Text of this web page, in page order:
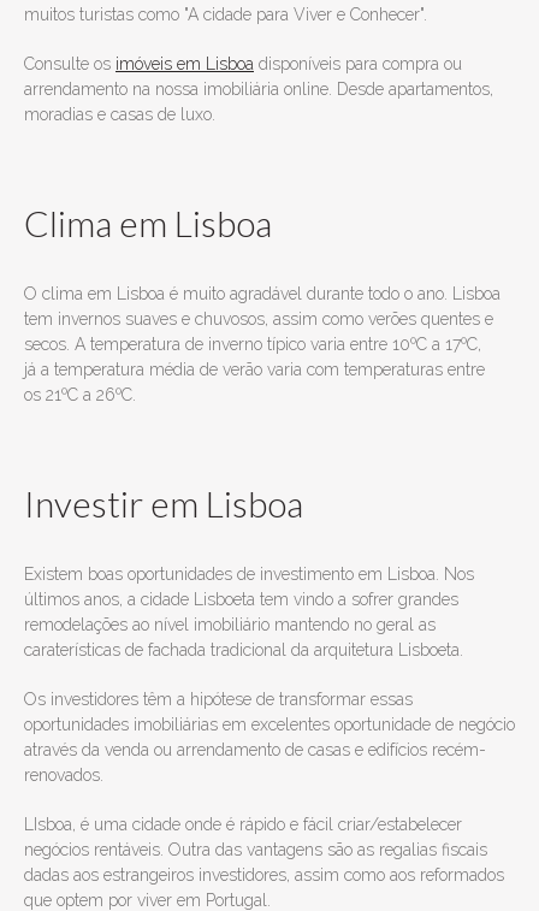
muitos turistas como "A cidade para Viver e Conhecer".
Consulte os imóveis em Lisboa disponíveis para compra ou
arrendamento na nossa imobiliária online. Desde apartamentos,
moradias e casas de luxo.
Clima em Lisboa
O clima em Lisboa é muito agradável durante todo o ano. Lisboa
tem invernos suaves e chuvosos, assim como verões quentes e
secos. A temperatura de inverno típico varia entre 10ºC a 17ºC,
já a temperatura média de verão varia com temperaturas entre
os 21ºC a 26ºC.
Investir em Lisboa
Existem boas oportunidades de investimento em Lisboa. Nos
últimos anos, a cidade Lisboeta tem vindo a sofrer grandes
remodelações ao nível imobiliário mantendo no geral as
caraterísticas de fachada tradicional da arquitetura Lisboeta.
Os investidores têm a hipótese de transformar essas
oportunidades imobiliárias em excelentes oportunidade de negócio
através da venda ou arrendamento de casas e edifícios recém-
renovados.
LIsboa, é uma cidade onde é rápido e fácil criar/estabelecer
negócios rentáveis. Outra das vantagens são as regalias fiscais
dadas aos estrangeiros investidores, assim como aos reformados
que optem por viver em Portugal.